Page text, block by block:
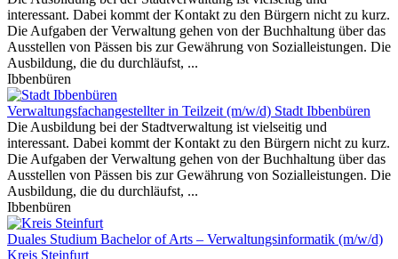
interessant. Dabei kommt der Kontakt zu den Bürgern nicht zu kurz.
Die Aufgaben der Verwaltung gehen von der Buchhaltung über das
Ausstellen von Pässen bis zur Gewährung von Sozialleistungen. Die
Ausbildung, die du durchläufst, ...
Ibbenbüren
Verwaltungsfachangestellter in Teilzeit (m/w/d) Stadt Ibbenbüren
Die Ausbildung bei der Stadtverwaltung ist vielseitig und
interessant. Dabei kommt der Kontakt zu den Bürgern nicht zu kurz.
Die Aufgaben der Verwaltung gehen von der Buchhaltung über das
Ausstellen von Pässen bis zur Gewährung von Sozialleistungen. Die
Ausbildung, die du durchläufst, ...
Ibbenbüren
Duales Studium Bachelor of Arts – Verwaltungsinformatik (m/w/d)
Kreis Steinfurt